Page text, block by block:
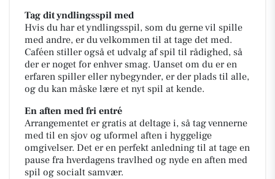
Tag dit yndlingsspil med
Hvis du har et yndlingsspil, som du gerne vil spille
med andre, er du velkommen til at tage det med.
Caféen stiller også et udvalg af spil til rådighed, så
der er noget for enhver smag. Uanset om du er en
erfaren spiller eller nybegynder, er der plads til alle,
og du kan måske lære et nyt spil at kende.
En aften med fri entré
Arrangementet er gratis at deltage i, så tag vennerne
med til en sjov og uformel aften i hyggelige
omgivelser. Det er en perfekt anledning til at tage en
pause fra hverdagens travlhed og nyde en aften med
spil og socialt samvær.